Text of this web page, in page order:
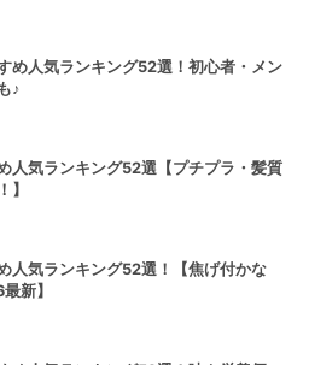
め人気ランキング52選！初心者・メン
♪
人気ランキング52選【プチプラ・髪質
】
人気ランキング52選！【焦げ付かな
新】